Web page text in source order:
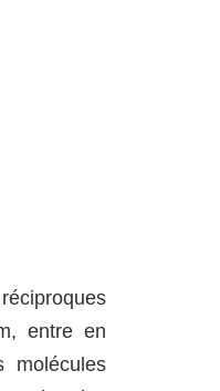
entre en
molécules